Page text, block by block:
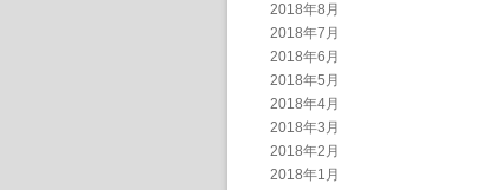
2018年8月
2018年7月
2018年6月
2018年5月
2018年4月
2018年3月
2018年2月
2018年1月